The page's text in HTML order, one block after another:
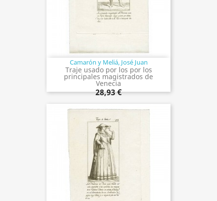
Camarón y Meliá, José Juan
Traje usado por los por los
principales magistrados de
Venecia
28,93 €